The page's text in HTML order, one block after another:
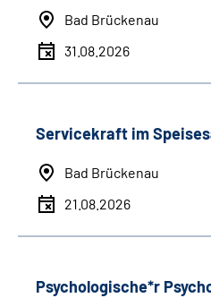
Bad Brückenau
31.08.2026
Servicekraft im
Bad Brückenau
21.08.2026
Psychologische*r